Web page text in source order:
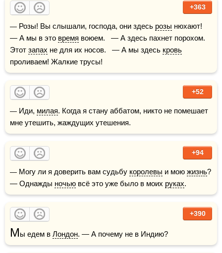
+363
— Розы! Вы слышали, господа, они здесь розы нюхают!
— А мы в это время воюем.   — А здесь пахнет порохом.
Этот запах не для их носов.   — А мы здесь кровь
проливаем! Жалкие трусы!
+52
— Иди, милая. Когда я стану аббатом, никто не помешает
мне утешить, жаждущих утешения.
+94
— Могу ли я доверить вам судьбу королевы и мою жизнь?
— Однажды ночью всё это уже было в моих руках.
+390
Мы едем в Лондон. — А почему не в Индию?